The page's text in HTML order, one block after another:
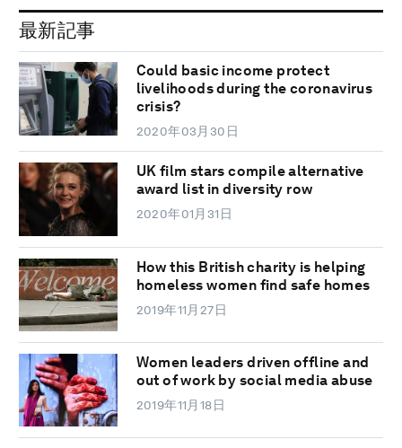
最新記事
Could basic income protect
livelihoods during the coronavirus
crisis?
2020年03月30日
UK film stars compile alternative
award list in diversity row
2020年01月31日
How this British charity is helping
homeless women find safe homes
2019年11月27日
Women leaders driven offline and
out of work by social media abuse
2019年11月18日